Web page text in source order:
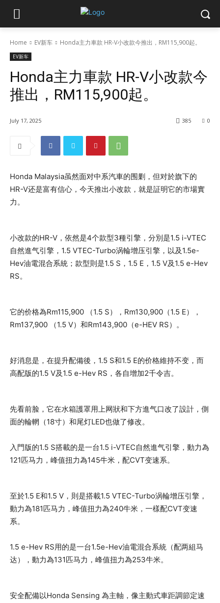
Home EV新车 Honda主力車款 HR-V小改款今推出，RM115,900起。
EV新车
Honda主力車款 HR-V小改款今
推出，RM115,900起。
July 17, 2025 0
385
Honda Malaysia虽然面对中系汽車的围剿，但对於旗下的
HR-V还是富有信心，今天推出小改款，就是証明它的市場實
力。
小改款的HR-V，依然是4个款型3種引擎，分別是1.5 i-VTEC
自然進气引擎，1.5 VTEC-Turbo涡輪增压引擎，以及1.5e-
Hev油電混合系統；款型則是1.5 S，1.5 E，1.5 V及1.5 e-Hev
RS。
它的价格為Rm115,900 （1.5 S），Rm130,900（1.5 E），
Rm137,900 （1.5 V）和Rm143,900（e-HEV RS）。
好消息是，在提升配備後，1.5 S和1.5 E的价格維持不变，而
高配版的1.5 V及1.5 e-Hev RS，各自增加2千令吉。
先看前脸，它在水箱護罩用上网狀和下方進气口改了設計，側
面的輪輞（18寸）和尾灯LED也做了修改。
入門版的1.5 S搭載的是一台1.5 i-VTEC自然進气引擎，動力為
121匹马力，峰值扭力為145牛米，配CVT变速系。
至於1.5 E和1.5 V，則是搭載1.5 VTEC-Turbo涡輪增压引擎，
動力為181匹马力，峰值扭力為240牛米，一樣配CVT变速
系。
1.5 e-Hev RS用的是一台1.5e-Hev油電混合系統（配两組马
达），動力為131匹马力，峰值扭力為253牛米。
安全配備以Honda Sensing 為主軸，像主動式車距調節定速